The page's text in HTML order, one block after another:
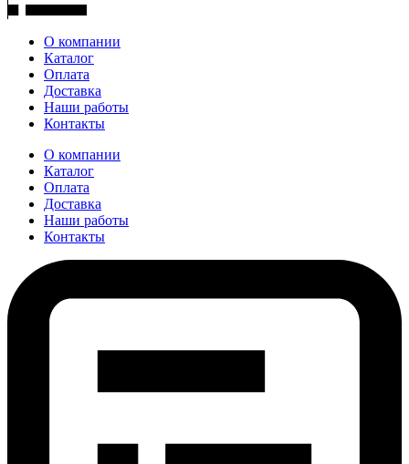
О компании
Каталог
Оплата
Доставка
Наши работы
Контакты
О компании
Каталог
Оплата
Доставка
Наши работы
Контакты